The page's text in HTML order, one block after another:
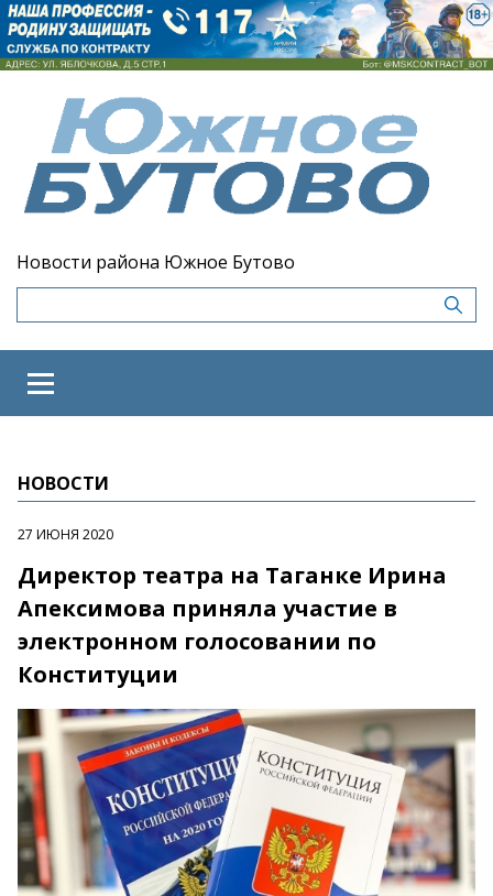
Новости района Южное Бутово
НОВОСТИ
27 ИЮНЯ 2020
Директор театра на Таганке Ирина
Апексимова приняла участие в
электронном голосовании по
Конституции